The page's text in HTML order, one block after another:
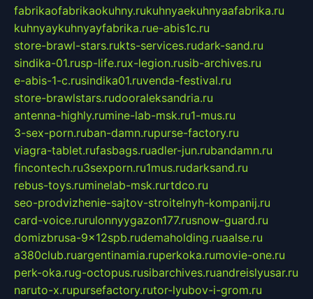
fabrikaofabrikaokuhny.rukuhnyaekuhnyaafabrika.ru
kuhnyaykuhnyayfabrika.rue-abis1c.ru
store-brawl-stars.rukts-services.rudark-sand.ru
sindika-01.rusp-life.rux-legion.rusib-archives.ru
e-abis-1-c.rusindika01.ruvenda-festival.ru
store-brawlstars.rudooraleksandria.ru
antenna-highly.rumine-lab-msk.ru1-mus.ru
3-sex-porn.ruban-damn.rupurse-factory.ru
viagra-tablet.rufasbags.ruadler-jun.rubandamn.ru
fincontech.ru3sexporn.ru1mus.rudarksand.ru
rebus-toys.ruminelab-msk.rurtdco.ru
seo-prodvizhenie-sajtov-stroitelnyh-kompanij.ru
card-voice.rurulonnyygazon177.rusnow-guard.ru
domizbrusa-9x12spb.rudemaholding.ruaalse.ru
a380club.ruargentinamia.ruperkoka.rumovie-one.ru
perk-oka.rug-octopus.rusibarchives.ruandreislyusar.ru
naruto-x.rupursefactory.rutor-lyubov-i-grom.ru